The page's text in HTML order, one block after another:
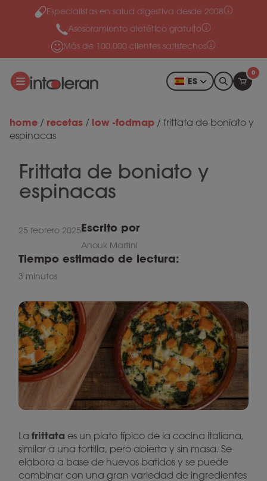
Ir al contenido
Especialistas en salud digestiva desde 2008
Asesoramiento dietético gratuito
Más de 100.000 clientes satisfechos
ES
0
home / recetas / low -fodmap / frittata de boniato y
espinacas
Frittata de boniato y
espinacas
25 febrero 2025Escrito por
Anouk Martini
Tiempo estimado de lectura:
3 minutos
La frittata es un plato típico de la cocina italiana,
similar a una tortilla, pero abierta y sin masa. Se
elabora a base de huevos batidos y se puede
combinar con una gran variedad de ingredientes